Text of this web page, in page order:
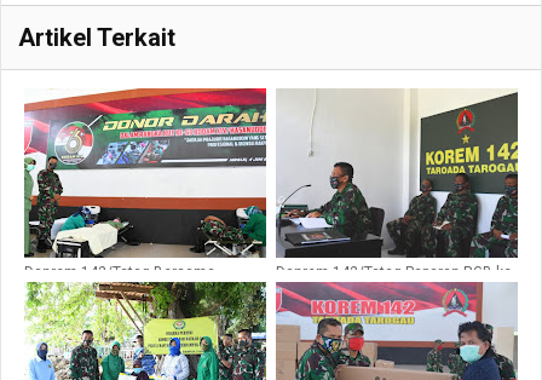
Artikel Terkait
Danrem 142/Tatag Bersama
Prajuritnya donor darah
Danrem 142/Tatag Paparan RGB ke
Pangdam XIV/Hsn Lewat Video
Conference